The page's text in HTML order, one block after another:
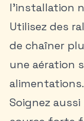
l’installation
Utilisez des
de chaîner
une aération
alimentations.
Soignez